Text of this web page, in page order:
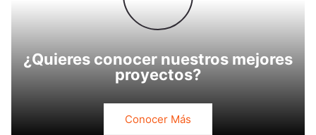
¿Quieres conocer nuestros mejores
proyectos?
Conocer Más